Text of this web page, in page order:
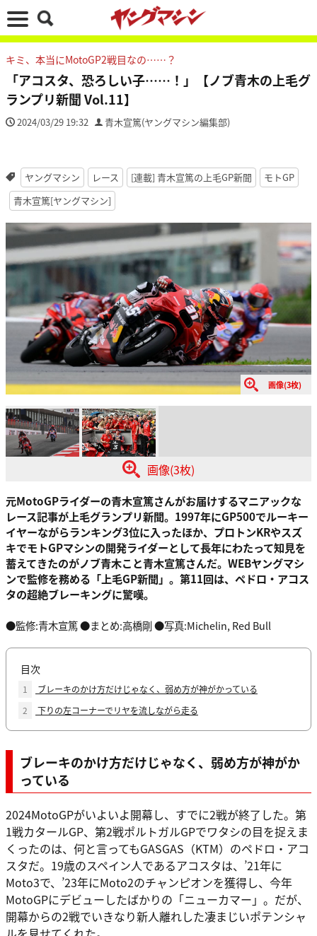
キミ、本当にMotoGP2戦目なの……？
「アコスタ、恐ろしい子……！」【ノブ青木の上毛グ
ランプリ新聞 Vol.11】
2024/03/29 19:32 青木宣篤(ヤングマシン編集部)
ヤングマシン レース [連載] 青木宣篤の上毛GP新聞
モトGP
青木宣篤[ヤングマシン]
画像(3枚)
画像(3枚)
元MotoGPライダーの青木宣篤さんがお届けするマニアックな
レース記事が上毛グランプリ新聞。1997年にGP500でルーキー
イヤーながらランキング3位に入ったほか、プロトンKRやスズ
キでモトGPマシンの開発ライダーとして長年にわたって知見を
蓄えてきたのがノブ青木こと青木宣篤さんだ。WEBヤングマシ
ンで監修を務める「上毛GP新聞」。第11回は、ペドロ・アコス
タの超絶ブレーキングに驚嘆。
●監修:青木宣篤 ●まとめ:高橋剛 ●写真:Michelin, Red Bull
目次
1
ブレーキのかけ方だけじゃなく、弱め方が神がかっている
2
下りの左コーナーでリヤを流しながら走る
ブレーキのかけ方だけじゃなく、弱め方が神がか
っている
2024MotoGPがいよいよ開幕し、すでに2戦が終了した。第
1戦カタールGP、第2戦ポルトガルGPでワタシの目を捉えま
くったのは、何と言ってもGASGAS（KTM）のペドロ・アコ
スタだ。19歳のスペイン人であるアコスタは、’21年に
Moto3で、’23年にMoto2のチャンピオンを獲得し、今年
MotoGPにデビューしたばかりの「ニューカマー」。だが、
開幕からの2戦でいきなり新人離れした凄まじいポテンシャ